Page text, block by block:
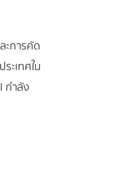
ะการคัด
ะเทศใน
กำลัง